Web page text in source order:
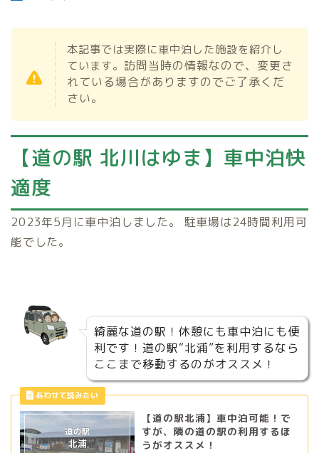
本記事では実際に車中泊した施設を紹介し
ています。 訪問当時の情報なので、変更さ
れている場合がありますのでご了承くだ
さい。
【道の駅 北川はゆま】車中泊快
適度
2023年5月に車中泊しました。
駐車場は24時間利用可
能でした。
綺麗な道の駅！休憩にも車中泊にも便
利です！道の駅“北浦”を利用するなら
ここまで移動するのがオススメ！
【道の駅北浦】車中泊可能！で
すが、隣の道の駅の利用するほ
うがオススメ！